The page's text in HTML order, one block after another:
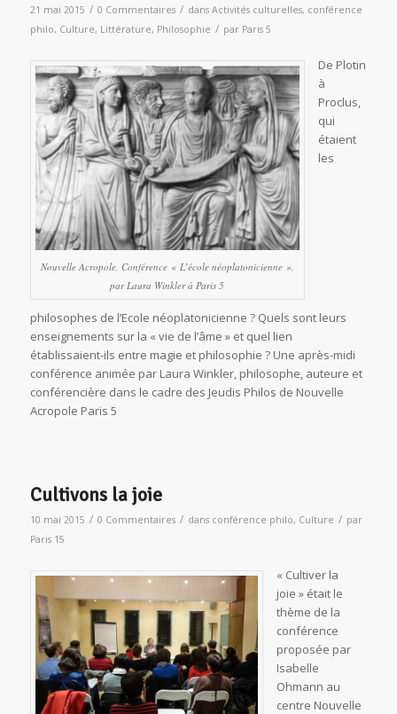
21 mai 2015 / 0 Commentaires / dans Activités culturelles, conférence
philo, Culture, Littérature, Philosophie / par Paris 5
Nouvelle Acropole, Conférence « L’école néoplatonicienne »,
par Laura Winkler à Paris 5
De Plotin
à
Proclus,
qui
étaient
les
philosophes de l’Ecole néoplatonicienne ? Quels sont leurs
enseignements sur la « vie de l’âme » et quel lien
établissaient-ils entre magie et philosophie ? Une après-midi
conférence animée par Laura Winkler, philosophe, auteure et
conférencière dans le cadre des Jeudis Philos de Nouvelle
Acropole Paris 5
Cultivons la joie
10 mai 2015 / 0 Commentaires / dans conférence philo, Culture / par
Paris 15
« Cultiver la
joie » était le
thème de la
conférence
proposée par
Isabelle
Ohmann au
centre Nouvelle